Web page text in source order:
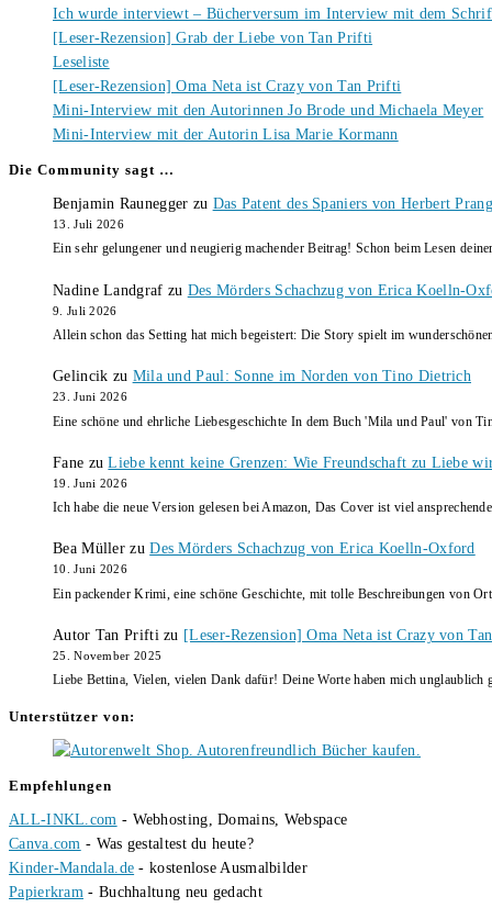
Ich wurde interviewt – Bücherversum im Interview mit dem
[Leser-Rezension] Grab der Liebe von Tan Prifti
Leseliste
[Leser-Rezension] Oma Neta ist Crazy von Tan Prifti
Mini-Interview mit den Autorinnen Jo Brode und Michaela Meyer
Mini-Interview mit der Autorin Lisa Marie Kormann
Die Community sagt …
Benjamin Raunegger zu Das Patent des Spaniers von Herbert
13. Juli 2026
Ein sehr gelungener und neugierig machender Beitrag! Schon beim Lesen
Nadine Landgraf zu Des Mörders Schachzug von Erica Koelln-
9. Juli 2026
Allein schon das Setting hat mich begeistert: Die Story spielt im
Gelincik zu Mila und Paul: Sonne im Norden von Tino Dietrich
23. Juni 2026
Eine schöne und ehrliche Liebesgeschichte In dem Buch 'Mila und Paul' von
Fane zuLiebe kennt keine Grenzen: Wie Freundschaft zu Liebe
19. Juni 2026
Ich habe die neue Version gelesen bei Amazon, Das Cover ist viel
Bea Müller zuDes Mörders Schachzug von Erica Koelln-Oxford
10. Juni 2026
Ein packender Krimi, eine schöne Geschichte, mit tolle Beschreibungen von
Autor Tan Prifti zu [Leser-Rezension] Oma Neta ist Crazy von
25. November 2025
Liebe Bettina, Vielen, vielen Dank dafür! Deine Worte haben mich unglaublich
Unterstützer von:
Empfehlungen
ALL-INKL.com - Webhosting, Domains, Webspace
Canva.com - Was gestaltest du heute?
Kinder-Mandala.de - kostenlose Ausmalbilder
Papierkram - Buchhaltung neu gedacht